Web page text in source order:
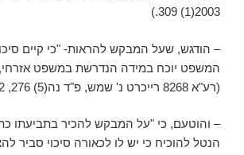
2003(1) 309.)
– הודגש, שעל המבקש להראות- "כי קיים
המשפט יוכח במידה הנדרשת במשפט
(רע"א 8268 רייכרט נ' שמש, פ"ד נה(5) 276, 292).
– והוטעם, כי "על המבקש להכיר בתביעתו
הנטל להוכיח כי יש לו לכאורה סיכוי סביר